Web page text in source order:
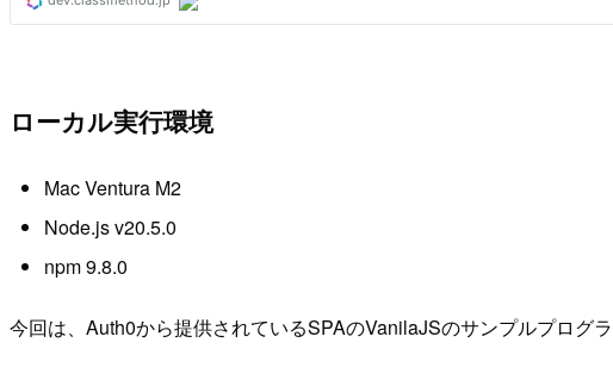
ローカル実行環境
Mac Ventura M2
Node.js v20.5.0
npm 9.8.0
今回は、Auth0から提供されているSPAのVanilaJSのサンプルプログラ